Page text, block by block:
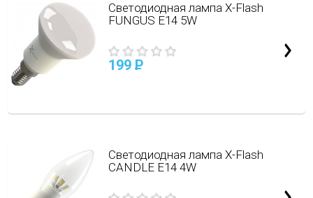
Светодиодная лампа X-Flash
FUNGUS E14 5W
199 P
Светодиодная лампа X-Flash
CANDLE E14 4W